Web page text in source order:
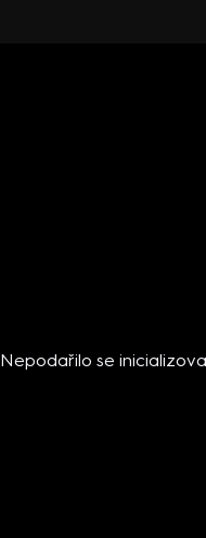
Nepodařilo se